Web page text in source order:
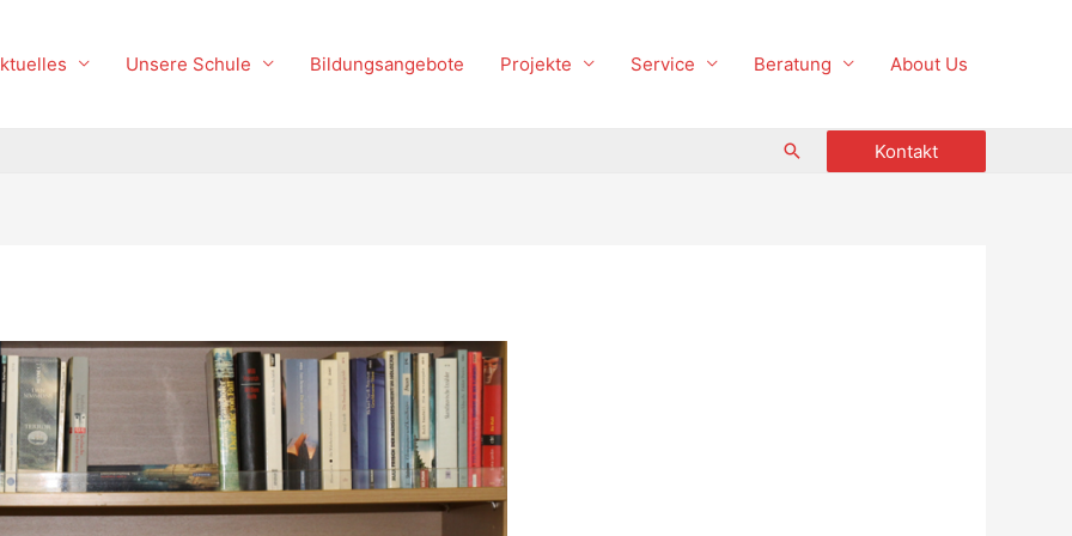
Unsere Schule Bildungsangebote Projekte Service Beratung About Us
Suche Kontakt